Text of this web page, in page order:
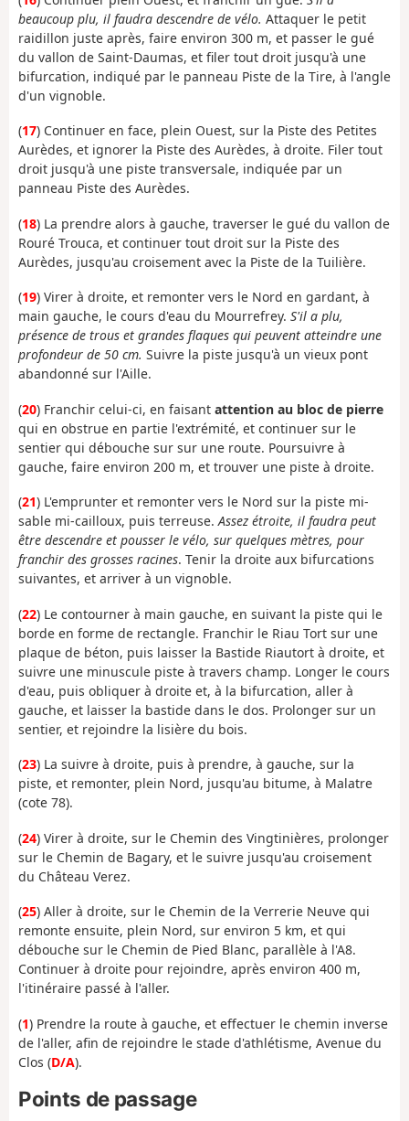
beaucoup plu, il faudra descendre de vélo. Attaquer le petit
raidillon juste après, faire environ 300 m, et passer le gué
du vallon de Saint-Daumas, et filer tout droit jusqu'à une
bifurcation, indiqué par le panneau Piste de la Tire, à l'angle
d'un vignoble.
(17) Continuer en face, plein Ouest, sur la Piste des Petites
Aurèdes, et ignorer la Piste des Aurèdes, à droite. Filer tout
droit jusqu'à une piste transversale, indiquée par un
panneau Piste des Aurèdes.
(18) La prendre alors à gauche, traverser le gué du vallon de
Rouré Trouca, et continuer tout droit sur la Piste des
Aurèdes, jusqu'au croisement avec la Piste de la Tuilière.
(19) Virer à droite, et remonter vers le Nord en gardant, à
main gauche, le cours d'eau du Mourrefrey. S'il a plu,
présence de trous et grandes flaques qui peuvent atteindre une
profondeur de 50 cm. Suivre la piste jusqu'à un vieux pont
abandonné sur l'Aille.
(20) Franchir celui-ci, en faisant attention au bloc de pierre
qui en obstrue en partie l'extrémité, et continuer sur le
sentier qui débouche sur sur une route. Poursuivre à
gauche, faire environ 200 m, et trouver une piste à droite.
(21) L'emprunter et remonter vers le Nord sur la piste mi-
sable mi-cailloux, puis terreuse.Assez étroite, il faudra peut
être descendre et pousser le vélo, sur quelques mètres, pour
franchir des grosses racines. Tenir la droite aux bifurcations
suivantes, et arriver à un vignoble.
(22) Le contourner à main gauche, en suivant la piste qui le
borde en forme de rectangle. Franchir le Riau Tort sur une
plaque de béton, puis laisser la Bastide Riautort à droite, et
suivre une minuscule piste à travers champ. Longer le cours
d'eau, puis obliquer à droite et, à la bifurcation, aller à
gauche, et laisser la bastide dans le dos. Prolonger sur un
sentier, et rejoindre la lisière du bois.
(23) La suivre à droite, puis à prendre, à gauche, sur la
piste, et remonter, plein Nord, jusqu'au bitume, à Malatre
(cote 78).
(24) Virer à droite, sur le Chemin des Vingtinières, prolonger
sur le Chemin de Bagary, et le suivre jusqu'au croisement
du Château Verez.
(25) Aller à droite, sur le Chemin de la Verrerie Neuve qui
remonte ensuite, plein Nord, sur environ 5 km, et qui
débouche sur le Chemin de Pied Blanc, parallèle à l'A8.
Continuer à droite pour rejoindre, après environ 400 m,
l'itinéraire passé à l'aller.
(1) Prendre la route à gauche, et effectuer le chemin inverse
de l'aller, afin de rejoindre le stade d'athlétisme, Avenue du
Clos (D/A).
Points de passage